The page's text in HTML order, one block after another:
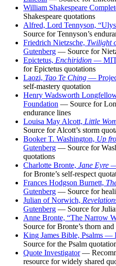
William Shakespeare
Shakespeare quotations
Alfred, Lord Tennyson,
Source for Tennyson’s
Friedrich Nietzsche, Twilight
Gutenberg — Source for
Epictetus, Enchiridion — MIT
for Epictetus quotations
Laozi, Tao Te Ching —
self-mastery quotation
Henry Wadsworth
Foundation — Source for
endurance lines
Louisa May Alcott, Little
Source for Alcott’s storm
Booker T. Washington, Up
Gutenberg — Source for
quotations
Charlotte Bronte, Jane Eyre —
for Bronte’s self-respect
Frances Hodgson Burnett,
Gutenberg — Source for
Julian of Norwich,
Gutenberg — Source for
Anne Bronte, “The Narrow
Source for Bronte’s thorn
King James Bible, Psalms —
Source for the Psalm
Quote Investigator—
resource for widely shared